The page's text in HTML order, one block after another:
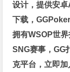
设计，提供安
下载，
拥有WSOP世
SNG赛事，GG
克平台，立即